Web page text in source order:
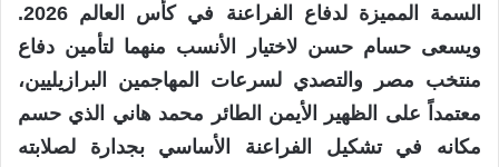
السمة المميزة لدفاع الفراعنة في كأس العالم 2026.
ويسعى حسام حسن لاختيار الأنسب منهما لتأمين دفاع
منتخب مصر والتصدي لسرعات المهاجمين البرازيليين،
معتمداً على الظهير الأيمن الطائر محمد هاني الذي حسم
مكانه في تشكيل الفراعنة الأساسي بجدارة لصلابته